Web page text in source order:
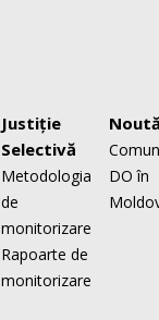
Justiţie
Selectivă
Metodologia
de
monitorizare
Rapoarte de
monitorizare
DO în